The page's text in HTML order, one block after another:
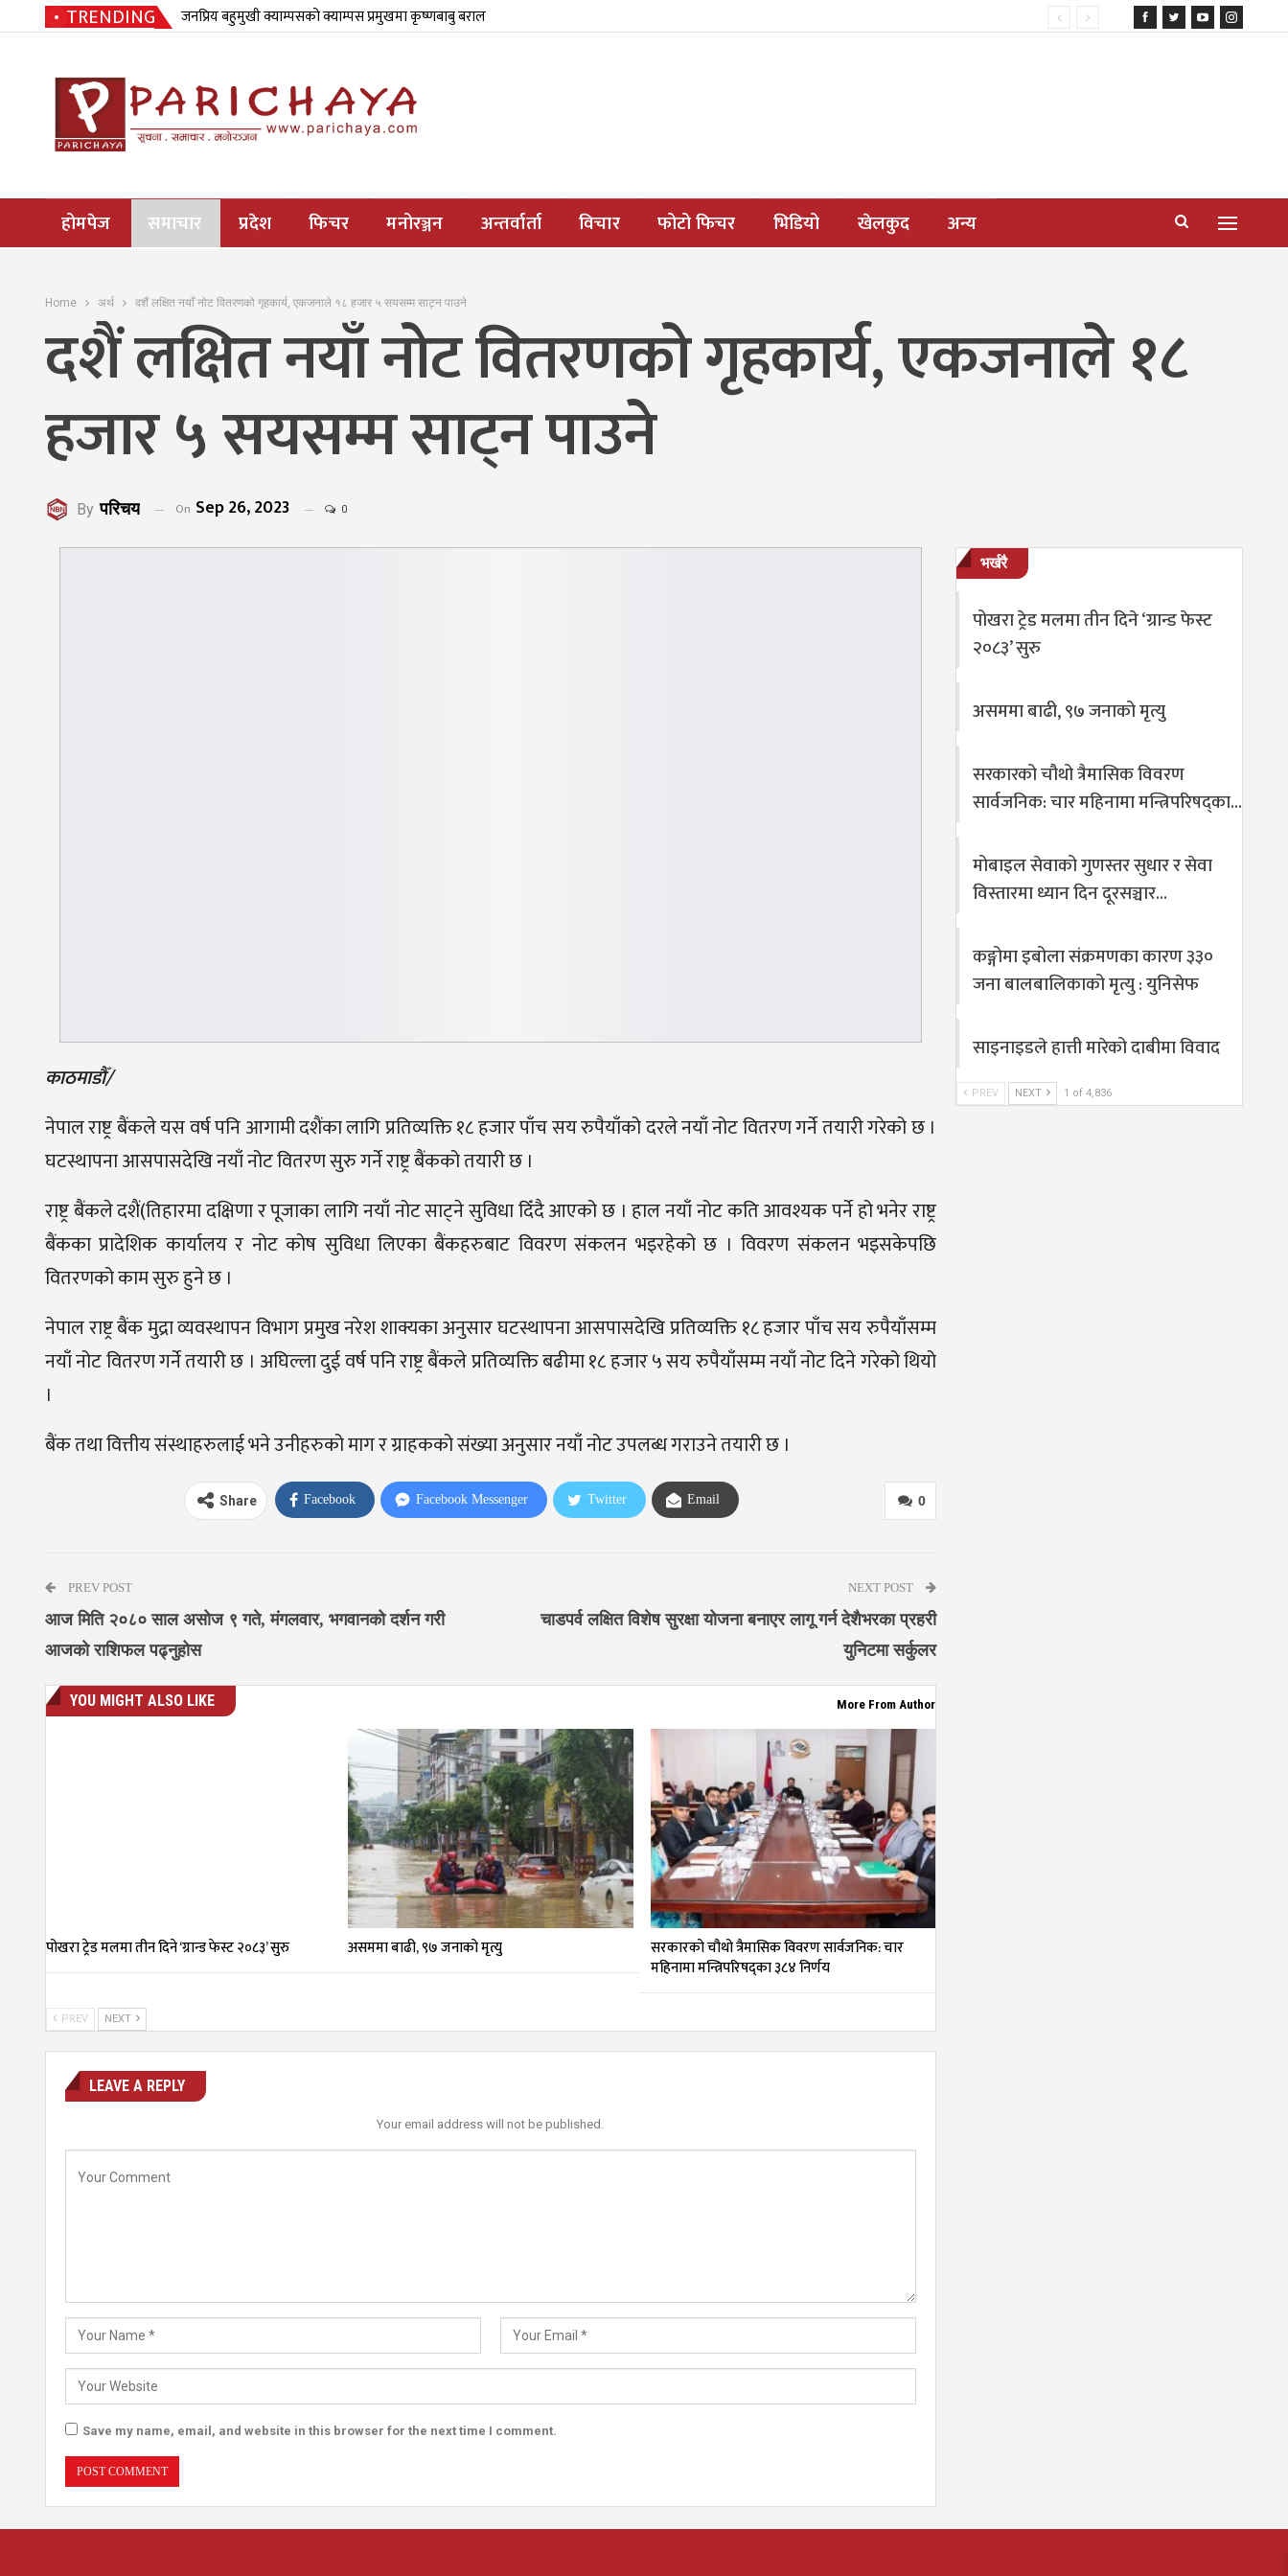
TRENDING जनप्रिय बहुमुखी क्याम्पसको क्याम्पस प्रमुखमा कृष्णबाबु बराल
होमपेज समाचार प्रदेश फिचर मनोरञ्जन अन्तर्वार्ता विचार फोटो फिचर भिडियो खेलकुद अन्य
Home अर्थ दशैं लक्षित नयाँ नोट वितरणको गृहकार्य, एकजनाले १८ हजार ५ सयसम्म साट्न पाउने
दशैं लक्षित नयाँ नोट वितरणको गृहकार्य, एकजनाले १८
हजार ५ सयसम्म साट्न पाउने
By परिचय On Sep 26, 2023 0
काठमाडौँ/
नेपाल राष्ट्र बैंकले यस वर्ष पनि आगामी दशैंका लागि प्रतिव्यक्ति १८ हजार पाँच सय रुपैयाँको दरले नयाँ नोट वितरण गर्ने तयारी गरेको छ ।
घटस्थापना आसपासदेखि नयाँ नोट वितरण सुरु गर्ने राष्ट्र बैंकको तयारी छ ।
राष्ट्र बैंकले दशैं(तिहारमा दक्षिणा र पूजाका लागि नयाँ नोट साट्ने सुविधा दिँदै आएको छ । हाल नयाँ नोट कति आवश्यक पर्ने हो भनेर राष्ट्र
बैंकका प्रादेशिक कार्यालय र नोट कोष सुविधा लिएका बैंकहरुबाट विवरण संकलन भइरहेको छ । विवरण संकलन भइसकेपछि
वितरणको काम सुरु हुने छ ।
नेपाल राष्ट्र बैंक मुद्रा व्यवस्थापन विभाग प्रमुख नरेश शाक्यका अनुसार घटस्थापना आसपासदेखि प्रतिव्यक्ति १८ हजार पाँच सय रुपैयाँसम्म
नयाँ नोट वितरण गर्ने तयारी छ । अघिल्ला दुई वर्ष पनि राष्ट्र बैंकले प्रतिव्यक्ति बढीमा १८ हजार ५ सय रुपैयाँसम्म नयाँ नोट दिने गरेको थियो
।
बैंक तथा वित्तीय संस्थाहरुलाई भने उनीहरुको माग र ग्राहकको संख्या अनुसार नयाँ नोट उपलब्ध गराउने तयारी छ ।
0
Share Facebook Facebook Messenger Twitter Email
PREV POST
आज मिति २०८० साल असोज ९ गते, मंगलवार, भगवानको दर्शन गरी
आजको राशिफल पढ्नुहोस
NEXT POST
चाडपर्व लक्षित विशेष सुरक्षा योजना बनाएर लागू गर्न देशैभरका प्रहरी
युनिटमा सर्कुलर
YOU MIGHT ALSO LIKE More From Author
पोखरा ट्रेड मलमा तीन दिने ‘ग्रान्ड फेस्ट २०८३’ सुरु असममा बाढी, ९७ जनाको मृत्यु
सरकारको चौथो त्रैमासिक विवरण सार्वजनिक: चार
महिनामा मन्त्रिपरिषद्का ३८४ निर्णय
PREV NEXT
LEAVE A REPLY
Your email address will not be published.
Save my name, email, and website in this browser for the next time I comment.
भर्खरै
पोखरा ट्रेड मलमा तीन दिने ‘ग्रान्ड फेस्ट
२०८३’ सुरु
असममा बाढी, ९७ जनाको मृत्यु
सरकारको चौथो त्रैमासिक विवरण
सार्वजनिक: चार महिनामा मन्त्रिपरिषद्का…
मोबाइल सेवाको गुणस्तर सुधार र सेवा
विस्तारमा ध्यान दिन दूरसञ्चार…
कङ्गोमा इबोला संक्रमणका कारण ३३०
जना बालबालिकाको मृत्यु : युनिसेफ
साइनाइडले हात्ती मारेको दाबीमा विवाद
PREV NEXT 1 of 4,836